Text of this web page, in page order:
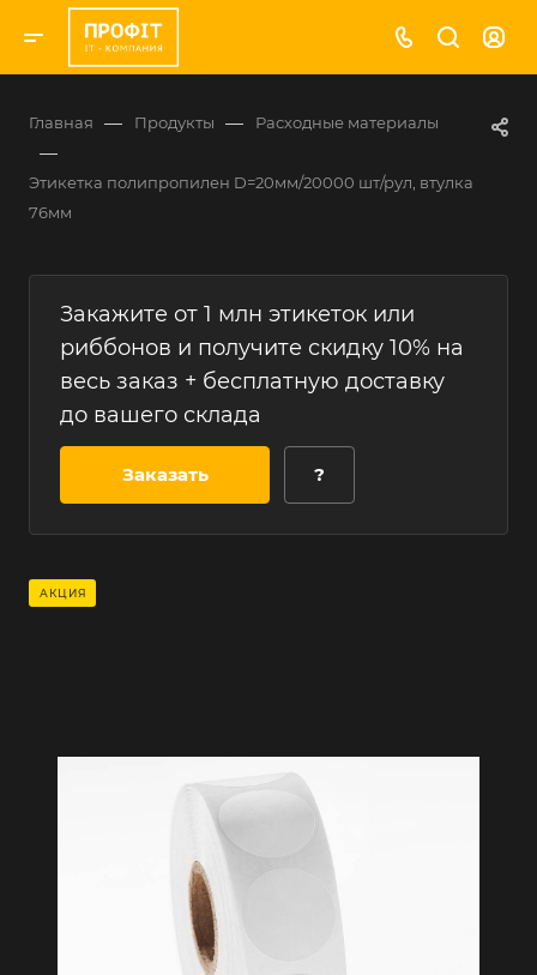
Главная — Продукты — Расходные материалы
—
Этикетка полипропилен D=20мм/20000 шт/рул, втулка
76мм
Закажите от 1 млн этикеток или
риббонов и получите скидку 10% на
весь заказ + бесплатную доставку
до вашего склада
Заказать ?
АКЦИЯ